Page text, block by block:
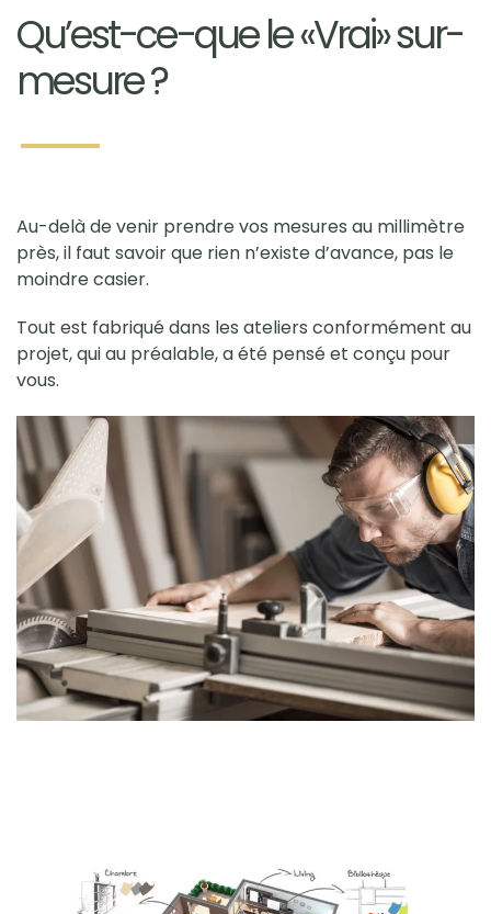
Qu’est-ce-que le «Vrai» sur-
mesure ?
Au-delà de venir prendre vos mesures au millimètre
près, il faut savoir que rien n’existe d’avance, pas le
moindre casier.
Tout est fabriqué dans les ateliers conformément au
projet, qui au préalable, a été pensé et conçu pour
vous.